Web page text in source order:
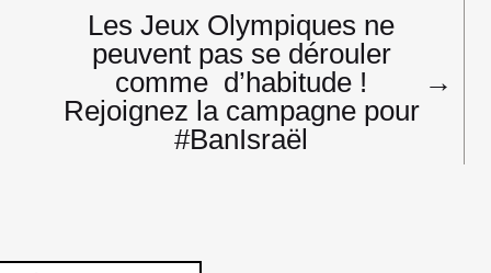
Les Jeux Olympiques ne
peuvent pas se dérouler
comme d’habitude !
Rejoignez la campagne pour
#BanIsraël
→